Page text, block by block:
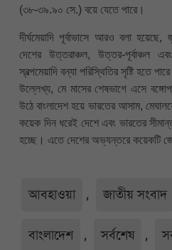
(৩৮-৩৯.৯০ সে.) বয়ে যেতে পারে।
দীর্ঘমেয়াদি পূর্বাভাসে আরও বলা হয়েছে,
দেশের উত্তরাঞ্চল, উত্তর-পূর্বাঞ্চল
স্বল্পমেয়াদি বন্যা পরিস্থিতির সৃষ্টি হতে
উল্লেখ্য, মে মাসের শেষভাগে এসে
উঠে বাংলাদেশ হয়ে ভারতের আসাম,
কয়েক দিন ধরেই দেশে এবং ভারতের
হচ্ছে। এতে দেশের অভ্যন্তরে কয়েকটি
আবহাওয়া , জাতীয় সংবাদ
বাংলাদেশ , সর্বশেষ ,